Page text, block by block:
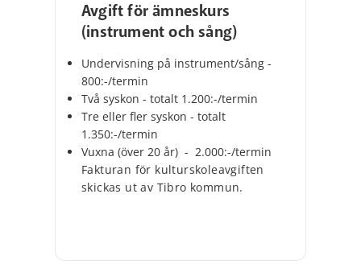
Avgift för ämneskurs
(instrument och sång)
Undervisning på instrument/sång -
800:-/termin
Två syskon - totalt 1.200:-/termin
Tre eller fler syskon - totalt
1.350:-/termin
Vuxna (över 20 år) - 2.000:-/termin
Fakturan för kulturskoleavgiften
skickas ut av Tibro kommun.